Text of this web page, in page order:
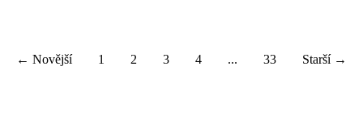
← Novější 1 2 3 4 ... 33 Starší →